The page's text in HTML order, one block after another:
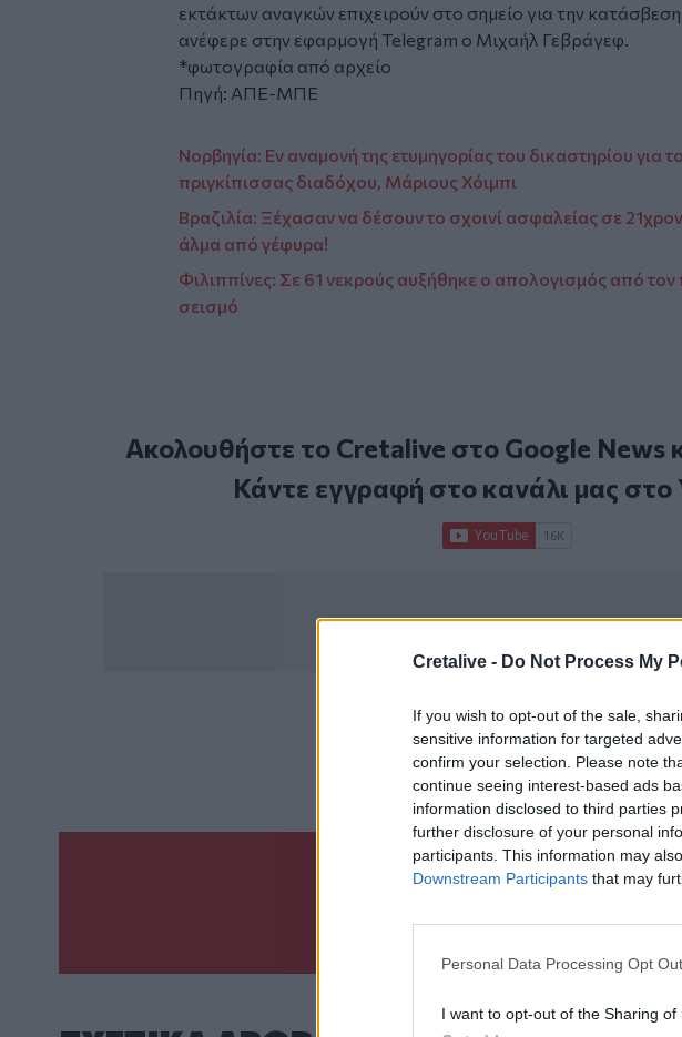
Cretalive - Do Not Process My
If you wish to opt-out of the sale,
sensitive information for targeted
confirm your selection. Please note
continue seeing interest-based ads
information disclosed to third parties
further disclosure of your personal
participants. This information may
Downstream Participants that may
Personal Data Processing Opt
I want to opt-out of the Sharing of
εκτάκτων αναγκών επιχειρούν στο σημείο για την
ανέφερε στην εφαρμογή Telegram ο Μιχαήλ Γεβράγεφ.
*φωτογραφία από αρχείο
Πηγή: ΑΠΕ-ΜΠΕ
Νορβηγία: Εν αναμονή της ετυμηγορίας του δικαστηρίου για
πριγκίπισσας διαδόχου, Μάριους Χόιμπι
Βραζιλία: Ξέχασαν να δέσουν το σχοινί ασφαλείας σε
άλμα από γέφυρα!
Φιλιππίνες: Σε 61 νεκρούς αυξήθηκε ο απολογισμός από
σεισμό
Ακολουθήστε το Cretalive στο Google News
Κάντε εγγραφή στο κανάλι μας στο
ΣΧΕΤΙΚΆ TAGS
Drone
Ουκρανία Ρωσία
Γίνε ο ρεπόρτερ του CRETALIVE